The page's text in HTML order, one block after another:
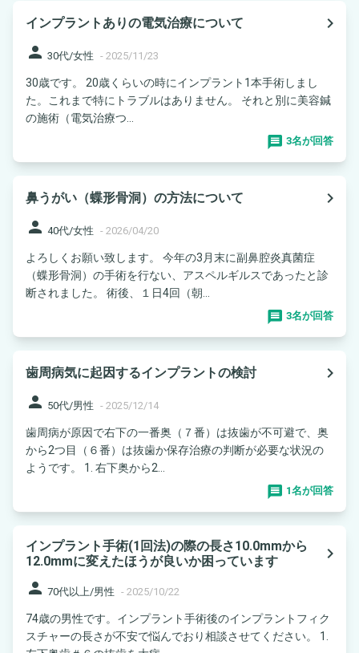
インプラントありの電気治療について
navigate_next
person 30代/女性 - 2025/11/23
30歳です。 20歳くらいの時にインプラント1本手術しまし
た。これまで特にトラブルはありません。 それと別に美容鍼
の施術（電気治療つ...
3名が回答
鼻うがい（蝶形骨洞）の方法について
navigate_next
person 40代/女性 - 2026/04/20
よろしくお願い致します。 今年の3月末に副鼻腔炎真菌症
（蝶形骨洞）の手術を行ない、アスペルギルスであったと診
断されました。 術後、１日4回（朝...
3名が回答
歯周病気に起因するインプラントの検討
navigate_next
person 50代/男性 - 2025/12/14
歯周病が原因で右下の一番奥（７番）は抜歯が不可避で、奥
から2つ目（６番）は抜歯か保存治療の判断が必要な状況の
ようです。 1. 右下奥から2...
1名が回答
インプラント手術(1回法)の際の長さ10.0mmから
12.0mmに変えたほうが良いか困っています
navigate_next
person 70代以上/男性 - 2025/10/22
74歳の男性です。インプラント手術後のインプラントフィク
スチャーの長さが不安で悩んでおり相談させてください。 1.